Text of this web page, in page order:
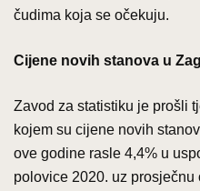
čudima koja se očekuju.
Cijene novih stanova u
Zavod za statistiku je prošli
kojem su cijene novih
ove godine rasle 4,4% u
polovice 2020. uz